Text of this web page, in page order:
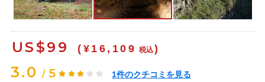
US$99 (¥16,109 税込)
3.0 / 5 1件のクチコミを見る